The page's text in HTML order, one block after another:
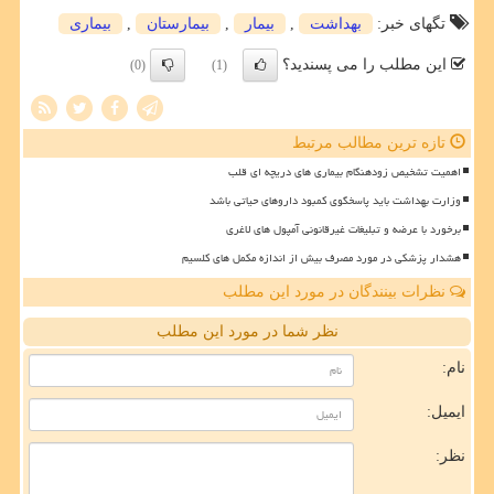
تگهای خبر:
بهداشت بیمار بیمارستان بیماری
این مطلب را می پسندید؟ (1)
(0)
تازه ترین مطالب مرتبط
اهمیت تشخیص زودهنگام بیماری های دریچه ای قلب
وزارت بهداشت باید پاسخگوی کمبود داروهای حیاتی باشد
برخورد با عرضه و تبلیغات غیرقانونی آمپول های لاغری
هشدار پزشکی در مورد مصرف بیش از اندازه مکمل های کلسیم
نظرات بینندگان در مورد این مطلب
نظر شما در مورد این مطلب
نام:
ایمیل:
نظر: